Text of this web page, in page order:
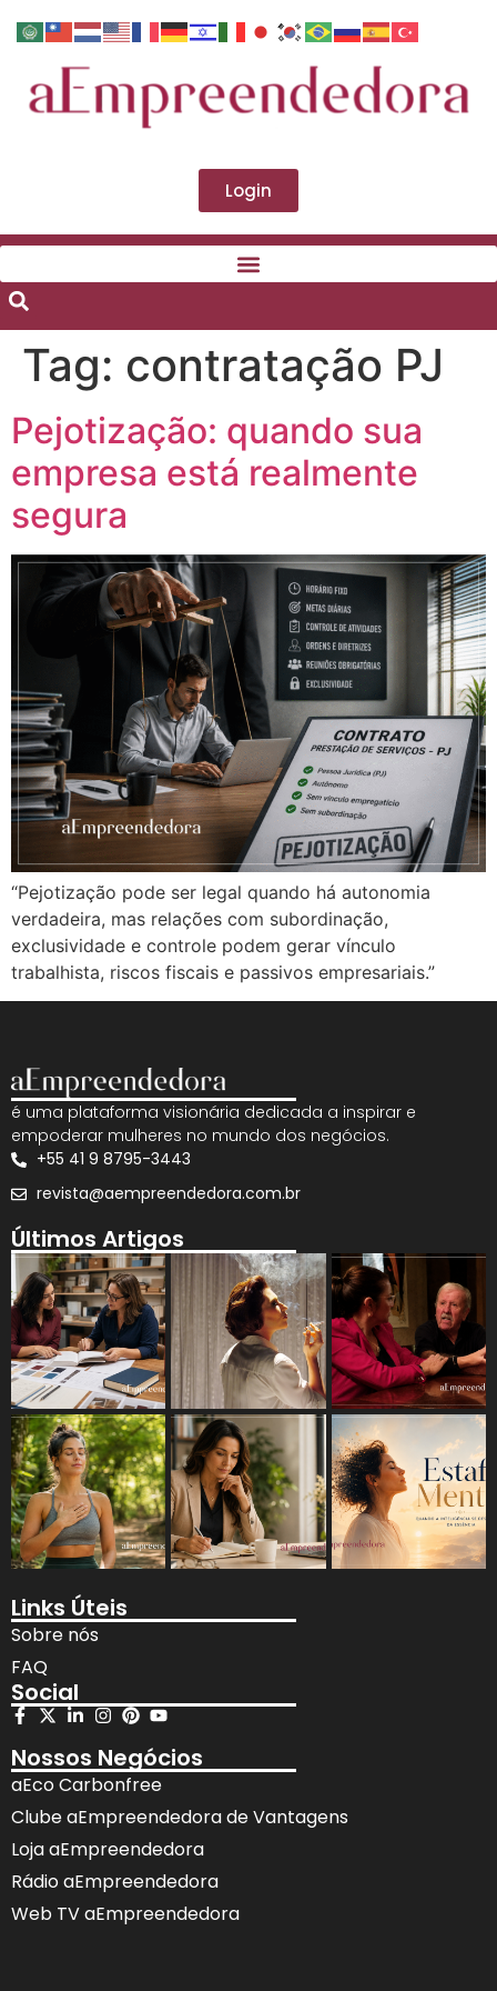
Login
Tag: contratação PJ
Pejotização: quando sua
empresa está realmente
segura
“Pejotização pode ser legal quando há autonomia
verdadeira, mas relações com subordinação,
exclusividade e controle podem gerar vínculo
trabalhista, riscos fiscais e passivos empresariais.”
é uma plataforma visionária dedicada a inspirar e
empoderar mulheres no mundo dos negócios.
+55 41 9 8795-3443
revista@aempreendedora.com.br
Últimos Artigos
Links Úteis
Sobre nós
FAQ
Social
Nossos Negócios
aEco Carbonfree
Clube aEmpreendedora de Vantagens
Loja aEmpreendedora
Rádio aEmpreendedora
Web TV aEmpreendedora